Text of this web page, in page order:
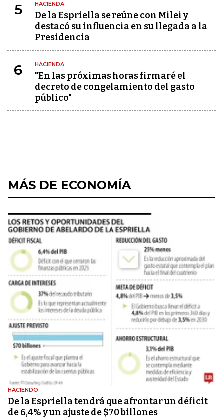
5 HACIENDA
De la Espriella se reúne con Milei y
destacó su influencia en su llegada a la
Presidencia
6 HACIENDA
"En las próximas horas firmaré el
decreto de congelamiento del gasto
público"
MÁS DE ECONOMÍA
HACIENDO
De la Espriella tendrá que afrontar un déficit
de 6,4% y un ajuste de $70 billones